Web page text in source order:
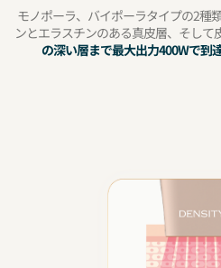
モノポーラ、バイポーラタイプの2種
ンとエラスチンのある真皮層、そして
の深い層まで最大出力400Wで到